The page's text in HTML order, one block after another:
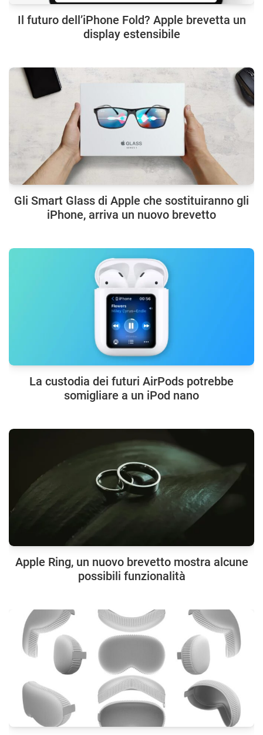
Il futuro dell’iPhone Fold? Apple brevetta un
display estensibile
Gli Smart Glass di Apple che sostituiranno gli
iPhone, arriva un nuovo brevetto
La custodia dei futuri AirPods potrebbe
somigliare a un iPod nano
Apple Ring, un nuovo brevetto mostra alcune
possibili funzionalità